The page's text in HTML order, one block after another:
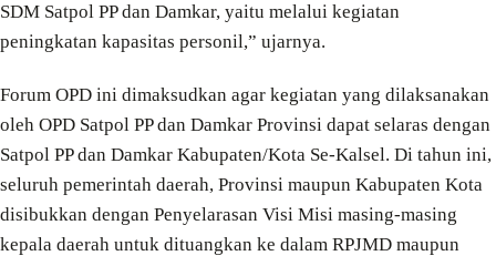
SDM Satpol PP dan Damkar, yaitu melalui kegiatan
peningkatan kapasitas personil,” ujarnya.
Forum OPD ini dimaksudkan agar kegiatan yang dilaksanakan
oleh OPD Satpol PP dan Damkar Provinsi dapat selaras dengan
Satpol PP dan Damkar Kabupaten/Kota Se-Kalsel. Di tahun ini,
seluruh pemerintah daerah, Provinsi maupun Kabupaten Kota
disibukkan dengan Penyelarasan Visi Misi masing-masing
kepala daerah untuk dituangkan ke dalam RPJMD maupun